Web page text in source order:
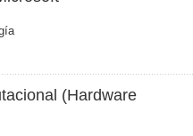
(Hardware